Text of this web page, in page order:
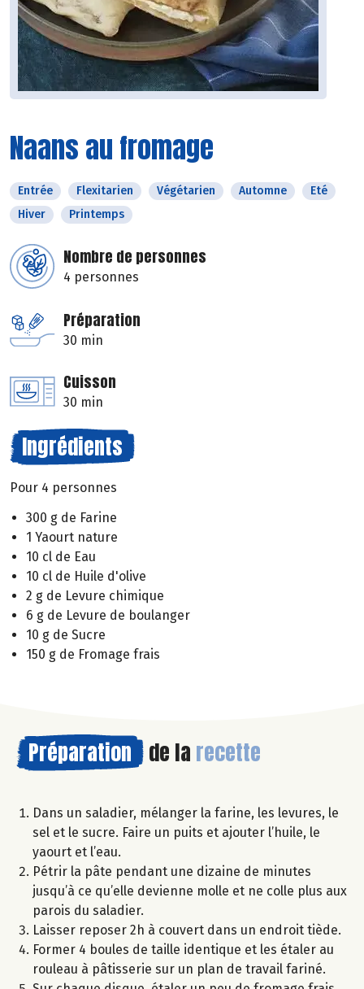
Naans au fromage
Entrée Flexitarien Végétarien Automne
Eté
Hiver
Printemps
Nombre de personnes
4 personnes
Préparation
30 min
Cuisson
30 min
Ingrédients
Pour 4 personnes
300 g de Farine
1 Yaourt nature
10 cl de Eau
10 cl de Huile d'olive
2 g de Levure chimique
6 g de Levure de boulanger
10 g de Sucre
150 g de Fromage frais
Préparation de la recette
Dans un saladier, mélanger la farine, les levures, le
sel et le sucre. Faire un puits et ajouter l’huile, le
yaourt et l’eau.
Pétrir la pâte pendant une dizaine de minutes
jusqu’à ce qu’elle devienne molle et ne colle plus aux
parois du saladier.
Laisser reposer 2h à couvert dans un endroit tiède.
Former 4 boules de taille identique et les étaler au
rouleau à pâtisserie sur un plan de travail fariné.